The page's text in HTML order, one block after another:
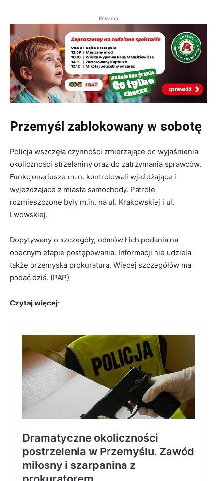
Reklama
Przemyśl zablokowany w sobotę
Policja wszczęła czynności zmierzające do wyjaśnienia
okoliczności strzelaniny oraz do zatrzymania sprawców.
Funkcjonariusze m.in. kontrolowali wjeżdżające i
wyjeżdżające z miasta samochody. Patrole
rozmieszczone były m.in. na ul. Krakowskiej i ul.
Lwowskiej.
Dopytywany o szczegóły, odmówił ich podania na
obecnym etapie postępowania. Informacji nie udziela
także przemyska prokuratura. Więcej szczegółów ma
podać dziś. (PAP)
Czytaj więcej: